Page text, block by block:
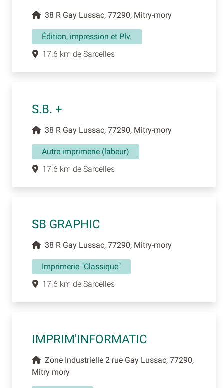
38 R Gay Lussac, 77290, Mitry-mory
Édition, impression et Plv.
17.6 km de Sarcelles
S.B. +
38 R Gay Lussac, 77290, Mitry-mory
Autre imprimerie (labeur)
17.6 km de Sarcelles
SB GRAPHIC
38 R Gay Lussac, 77290, Mitry-mory
Imprimerie "Classique"
17.6 km de Sarcelles
IMPRIM'INFORMATIC
Zone Industrielle 2 rue Gay Lussac, 77290,
Mitry mory